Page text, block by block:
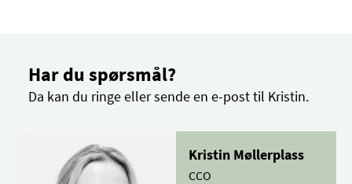
Har du spørsmål?
Da kan du ringe eller sende en e-post til Kristin.
Kristin Møllerplass
CCO